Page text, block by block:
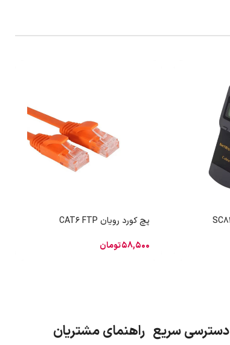
پچ کورد رویان CAT6 FTP
58,500تومان
دسترسی سریع راهنمای مشتریان